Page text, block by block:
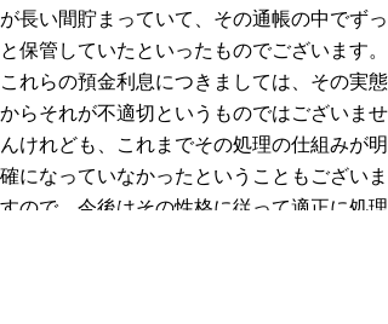
が長い間貯まっていて、その通帳の中でずっ
と保管していたといったものでございます。
これらの預金利息につきましては、その実態
からそれが不適切というものではございませ
んけれども、これまでその処理の仕組みが明
確になっていなかったということもございま
すので、今後はその性格に従って適正に処理